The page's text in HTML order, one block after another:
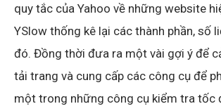
quy tắc của Yahoo về những website
YSlow thống kê lại các thành phần, số
đó. Đồng thời đưa ra một vài gợi ý để
tải trang và cung cấp các công cụ để
một trong những công cụ kiểm tra tốc